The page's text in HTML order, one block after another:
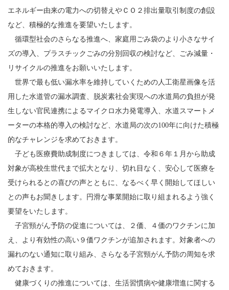
エネルギー由来の電力への切替えやＣＯ２排出量取引制度の創設
など、積極的な推進を要望いたします。
循環型社会のさらなる推進へ、家庭用ごみ袋のより小さなサイ
ズの導入、プラスチックごみの分別回収の検討など、ごみ減量・
リサイクルの推進をお願いいたします。
世界で最も低い漏水率を維持していくための人工衛星画像を活
用した水道管の漏水調査、脱炭素社会実現への水道局の負担が発
生しない官民連携によるマイクロ水力発電導入、水道スマートメ
ーターの本格的導入の検討など、水道局の次の100年に向けた積極
的なチャレンジを求めておきます。
子ども医療費助成制度につきましては、令和６年１月から助成
対象が高校生世代まで拡大となり、切れ目なく、安心して医療を
受けられるとの喜びの声とともに、なるべく早く開始してほしい
との声もお聞きします。円滑な事業開始に取り組まれるよう強く
要望をいたします。
子宮頸がん予防の促進については、２価、４価のワクチンに加
え、より有効性の高い９価ワクチンが追加されます。対象者への
漏れのない通知に取り組み、さらなる子宮頸がん予防の周知を求
めておきます。
健康づくりの推進については、生活習慣病や健康増進に関する